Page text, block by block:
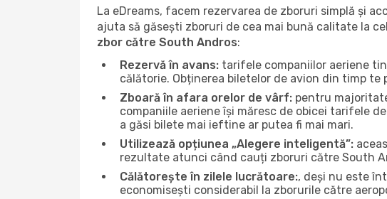
La eDreams, facem rezervarea de zboruri simplă și
ajuta să găsești zboruri de cea mai bună calitate la
zbor către South Andros:
Rezervă în avans: tarifele companiilor aeriene
călătorie. Obținerea biletelor de avion din timp
Zboară în afara orelor de vârf: pentru
companiile aeriene își măresc de obicei tarifele
a găsi bilete mai ieftine ar putea fi mai mari.
Utilizează opțiunea „Alegere inteligentă”:
rezultate atunci când cauți zboruri către South
Călătorește în zilele lucrătoare:, deși nu este
economisești considerabil la zborurile către